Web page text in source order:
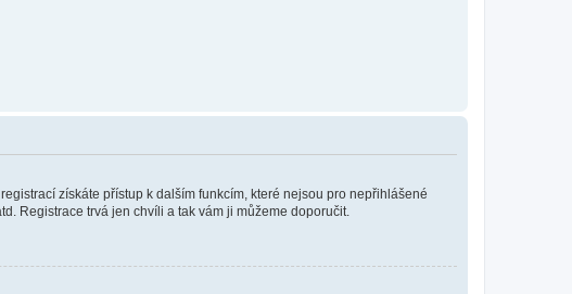
získáte přístup k dalším funkcím, které nejsou pro nepřihlášené
Registrace trvá jen chvíli a tak vám ji můžeme doporučit.